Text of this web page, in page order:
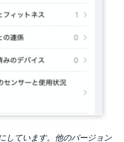
しています。他のバージョン